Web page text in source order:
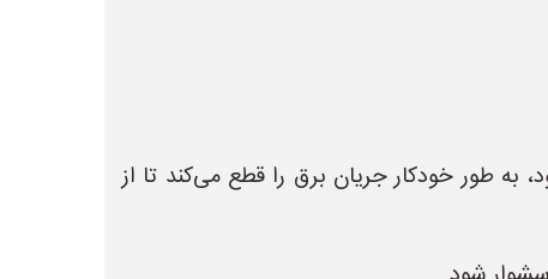
طور خودکار جریان برق را قطع می‌کند تا از